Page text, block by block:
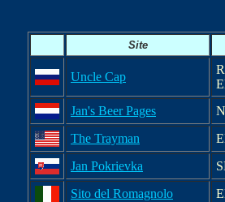
Site
Uncle Cap
Jan's Beer Pages
The Trayman
Jan Pokrievka
Sito del Romagnolo